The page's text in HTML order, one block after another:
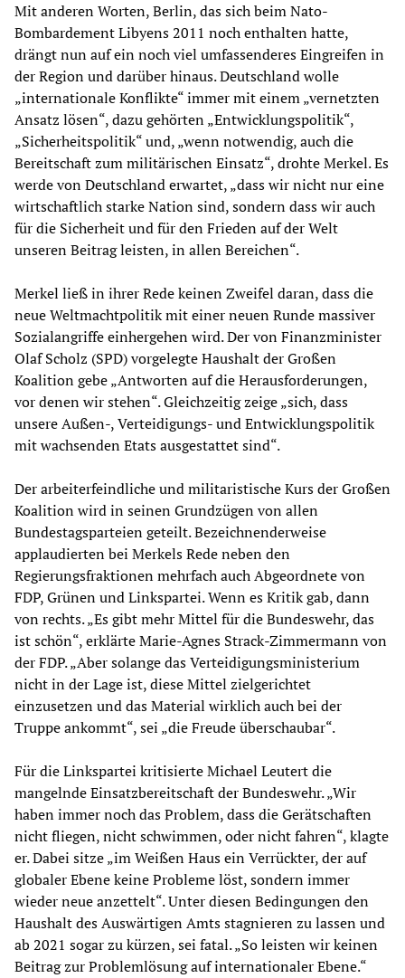
Mit anderen Worten, Berlin, das sich beim Nato-
Bombardement Libyens 2011 noch enthalten hatte,
drängt nun auf ein noch viel umfassenderes Eingreifen in
der Region und darüber hinaus. Deutschland wolle
„internationale Konflikte“ immer mit einem „vernetzten
Ansatz lösen“, dazu gehörten „Entwicklungspolitik“,
„Sicherheitspolitik“ und, „wenn notwendig, auch die
Bereitschaft zum militärischen Einsatz“, drohte Merkel. Es
werde von Deutschland erwartet, „dass wir nicht nur eine
wirtschaftlich starke Nation sind, sondern dass wir auch
für die Sicherheit und für den Frieden auf der Welt
unseren Beitrag leisten, in allen Bereichen“.
Merkel ließ in ihrer Rede keinen Zweifel daran, dass die
neue Weltmachtpolitik mit einer neuen Runde massiver
Sozialangriffe einhergehen wird. Der von Finanzminister
Olaf Scholz (SPD) vorgelegte Haushalt der Großen
Koalition gebe „Antworten auf die Herausforderungen,
vor denen wir stehen“. Gleichzeitig zeige „sich, dass
unsere Außen-, Verteidigungs- und Entwicklungspolitik
mit wachsenden Etats ausgestattet sind“.
Der arbeiterfeindliche und militaristische Kurs der Großen
Koalition wird in seinen Grundzügen von allen
Bundestagsparteien geteilt. Bezeichnenderweise
applaudierten bei Merkels Rede neben den
Regierungsfraktionen mehrfach auch Abgeordnete von
FDP, Grünen und Linkspartei. Wenn es Kritik gab, dann
von rechts. „Es gibt mehr Mittel für die Bundeswehr, das
ist schön“, erklärte Marie-Agnes Strack-Zimmermann von
der FDP. „Aber solange das Verteidigungsministerium
nicht in der Lage ist, diese Mittel zielgerichtet
einzusetzen und das Material wirklich auch bei der
Truppe ankommt“, sei „die Freude überschaubar“.
Für die Linkspartei kritisierte Michael Leutert die
mangelnde Einsatzbereitschaft der Bundeswehr. „Wir
haben immer noch das Problem, dass die Gerätschaften
nicht fliegen, nicht schwimmen, oder nicht fahren“, klagte
er. Dabei sitze „im Weißen Haus ein Verrückter, der auf
globaler Ebene keine Probleme löst, sondern immer
wieder neue anzettelt“. Unter diesen Bedingungen den
Haushalt des Auswärtigen Amts stagnieren zu lassen und
ab 2021 sogar zu kürzen, sei fatal. „So leisten wir keinen
Beitrag zur Problemlösung auf internationaler Ebene.“